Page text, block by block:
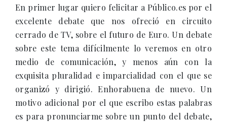
En primer lugar quiero felicitar a Público.es por el
excelente debate que nos ofreció en circuito
cerrado de TV, sobre el futuro de Euro. Un debate
sobre este tema difícilmente lo veremos en otro
medio de comunicación, y menos aún con la
exquisita pluralidad e imparcialidad con el que se
organizó y dirigió. Enhorabuena de nuevo. Un
motivo adicional por el que escribo estas palabras
es para pronunciarme sobre un punto del debate,